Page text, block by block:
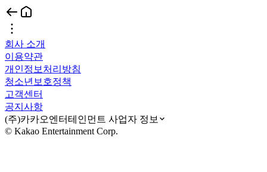
회사 소개
이용약관
개인정보처리방침
청소년보호정책
고객센터
공지사항
(주)카카오엔터테인먼트 사업자 정보
© Kakao Entertainment Corp.